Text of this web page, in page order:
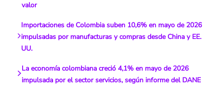
valor
Importaciones de Colombia suben 10,6% en mayo de 2026
impulsadas por manufacturas y compras desde China y EE.
UU.
La economía colombiana creció 4,1% en mayo de 2026
impulsada por el sector servicios, según informe del DANE